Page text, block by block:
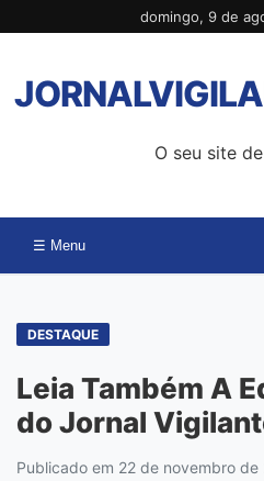
para
conteúdo
domingo, 9 de
O seu site
☰ Menu
DESTAQUE
Leia Também A
do Jornal
Publicado em 22 de novembro de